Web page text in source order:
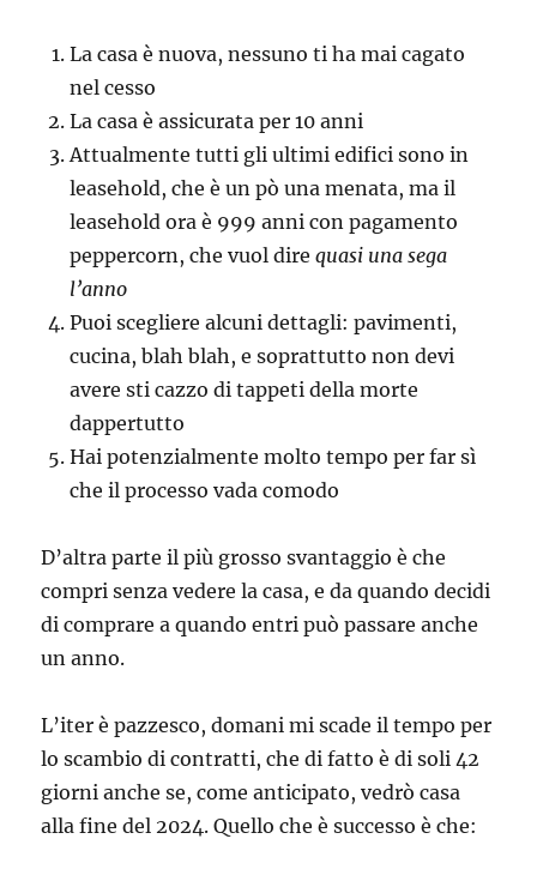
La casa è nuova, nessuno ti ha mai cagato
nel cesso
La casa è assicurata per 10 anni
Attualmente tutti gli ultimi edifici sono in
leasehold, che è un pò una menata, ma il
leasehold ora è 999 anni con pagamento
peppercorn, che vuol direquasi una sega
l’anno
Puoi scegliere alcuni dettagli: pavimenti,
cucina, blah blah, e soprattutto non devi
avere sti cazzo di tappeti della morte
dappertutto
Hai potenzialmente molto tempo per far sì
che il processo vada comodo
D’altra parte il più grosso svantaggio è che
compri senza vedere la casa, e da quando decidi
di comprare a quando entri può passare anche
un anno.
L’iter è pazzesco, domani mi scade il tempo per
lo scambio di contratti, che di fatto è di soli 42
giorni anche se, come anticipato, vedrò casa
alla fine del 2024. Quello che è successo è che: